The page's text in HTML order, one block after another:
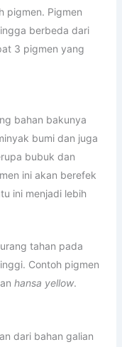
pigmen. Pigmen
berbeda dari
3 pigmen yang
bahan bakunya
bumi dan juga
bubuk dan
ini akan berefek
ini menjadi lebih
tahan pada
Contoh pigmen
hansa yellow.
dari bahan galian